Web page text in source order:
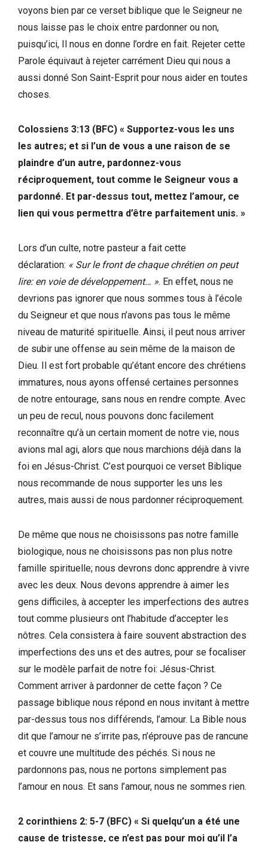
voyons bien par ce verset biblique que le Seigneur ne
nous laisse pas le choix entre pardonner ou non,
puisqu’ici, Il nous en donne l’ordre en fait. Rejeter cette
Parole équivaut à rejeter carrément Dieu qui nous a
aussi donné Son Saint-Esprit pour nous aider en toutes
choses.
Colossiens 3:13 (BFC) « Supportez-vous les uns
les autres; et si l’un de vous a une raison de se
plaindre d’un autre, pardonnez-vous
réciproquement, tout comme le Seigneur vous a
pardonné. Et par-dessus tout, mettez l’amour, ce
lien qui vous permettra d’être parfaitement unis. »
Lors d’un culte, notre pasteur a fait cette
déclaration: « Sur le front de chaque chrétien on peut
lire: en voie de développement… ». En effet, nous ne
devrions pas ignorer que nous sommes tous à l’école
du Seigneur et que nous n’avons pas tous le même
niveau de maturité spirituelle. Ainsi, il peut nous arriver
de subir une offense au sein même de la maison de
Dieu. Il est fort probable qu’étant encore des chrétiens
immatures, nous ayons offensé certaines personnes
de notre entourage, sans nous en rendre compte. Avec
un peu de recul, nous pouvons donc facilement
reconnaître qu’à un certain moment de notre vie, nous
avions mal agi, alors que nous marchions déjà dans la
foi en Jésus-Christ. C’est pourquoi ce verset Biblique
nous recommande de nous supporter les uns les
autres, mais aussi de nous pardonner réciproquement.
De même que nous ne choisissons pas notre famille
biologique, nous ne choisissons pas non plus notre
famille spirituelle; nous devrons donc apprendre à vivre
avec les deux. Nous devons apprendre à aimer les
gens difficiles, à accepter les imperfections des autres
tout comme plusieurs ont l’habitude d’accepter les
nôtres. Cela consistera à faire souvent abstraction des
imperfections des uns et des autres, pour se focaliser
sur le modèle parfait de notre foi: Jésus-Christ.
Comment arriver à pardonner de cette façon ? Ce
passage biblique nous répond en nous invitant à mettre
par-dessus tous nos différends, l’amour. La Bible nous
dit que l’amour ne s’irrite pas, n’éprouve pas de rancune
et couvre une multitude des péchés. Si nous ne
pardonnons pas, nous ne portons simplement pas
l’amour en nous. Et sans l’amour, nous ne sommes rien.
2 corinthiens 2: 5-7 (BFC) « Si quelqu’un a été une
cause de tristesse, ce n’est pas pour moi qu’il l’a